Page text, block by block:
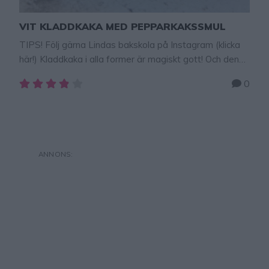
VIT KLADDKAKA MED PEPPARKAKSSMUL
TIPS! Följ gärna Lindas bakskola på Instagram (klicka
här!) Kladdkaka i alla former är magiskt gott! Och den
Ingredienserna har man oftast hemma och därför kan 0